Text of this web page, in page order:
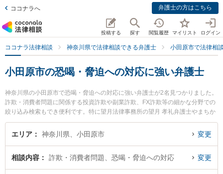
ココナラへ 弁護士の方はこちら
投稿する 探す 閲覧履歴 マイリスト ログイン
ココナラ法律相談 神奈川県で法律相談できる弁護士 小田原市で法律相
小田原市の恐喝・脅迫への対応に強い弁護士
神奈川県の小田原市で恐喝・脅迫への対応に強い弁護士が2名見つかりました。
詐欺・消費者問題に関係する投資詐欺や副業詐欺、FX詐欺等の細かな分野での
絞り込み検索もでき便利です。特に望月法律事務所の望月 孝礼弁護士やまちか
ど法律事務所の井田 治子弁護士のプロフィール情報や弁護士費用、強みなどが
注目されています。『小田原市で土日や夜間に発生した恐喝・脅迫への対応の
対応を法律相談できる小田原市内の弁護士に相談予約したい』などでお困りの
相談者さんにおすすめです。
エリア 神奈川県、小田原市 変更
相談内容 詐欺・消費者問題、恐喝・脅迫への対応 変更